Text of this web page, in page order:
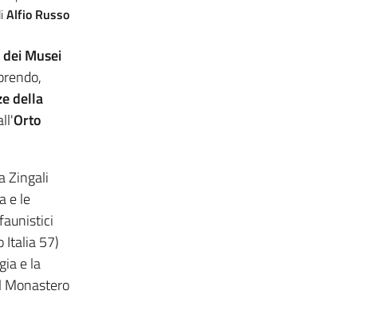
Alfio Russo
Musei
della
Orto
Zingali
e le
Italia 57)
e la
Monastero